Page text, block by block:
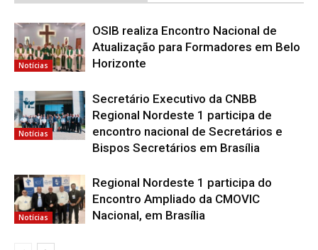
Notícias
OSIB realiza Encontro Nacional de
Atualização para Formadores em Belo
Horizonte
Notícias
Secretário Executivo da CNBB
Regional Nordeste 1 participa de
encontro nacional de Secretários e
Bispos Secretários em Brasília
Notícias
Regional Nordeste 1 participa do
Encontro Ampliado da CMOVIC
Nacional, em Brasília